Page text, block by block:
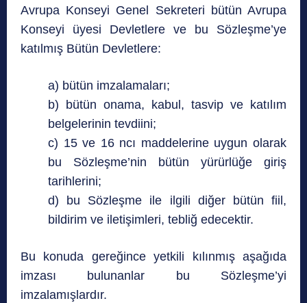
Avrupa Konseyi Genel Sekreteri bütün Avrupa
Konseyi üyesi Devletlere ve bu Sözleşme’ye
katılmış Bütün Devletlere:
a) bütün imzalamaları;
b) bütün onama, kabul, tasvip ve katılım
belgelerinin tevdiini;
c) 15 ve 16 ncı maddelerine uygun olarak
bu Sözleşme’nin bütün yürürlüğe giriş
tarihlerini;
d) bu Sözleşme ile ilgili diğer bütün fiil,
bildirim ve iletişimleri, tebliğ edecektir.
Bu konuda gereğince yetkili kılınmış aşağıda
imzası bulunanlar bu Sözleşme’yi
imzalamışlardır.